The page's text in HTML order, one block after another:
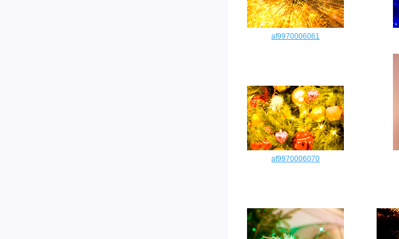
af9970006061
af9970006070